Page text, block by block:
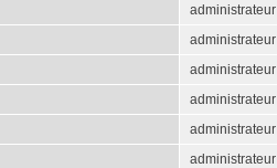
administrateur
administrateur
administrateur
administrateur
administrateur
administrateur